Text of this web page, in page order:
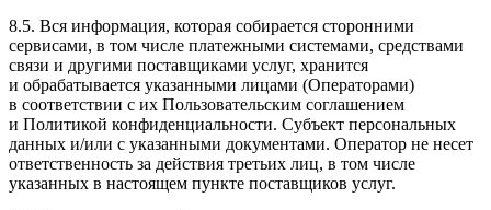
8.5. Вся информация, которая собирается сторонними
сервисами, в том числе платежными системами, средствами
связи и другими поставщиками услуг, хранится
и обрабатывается указанными лицами (Операторами)
в соответствии с их Пользовательским соглашением
и Политикой конфиденциальности. Субъект персональных
данных и/или с указанными документами. Оператор не несет
ответственность за действия третьих лиц, в том числе
указанных в настоящем пункте поставщиков услуг.